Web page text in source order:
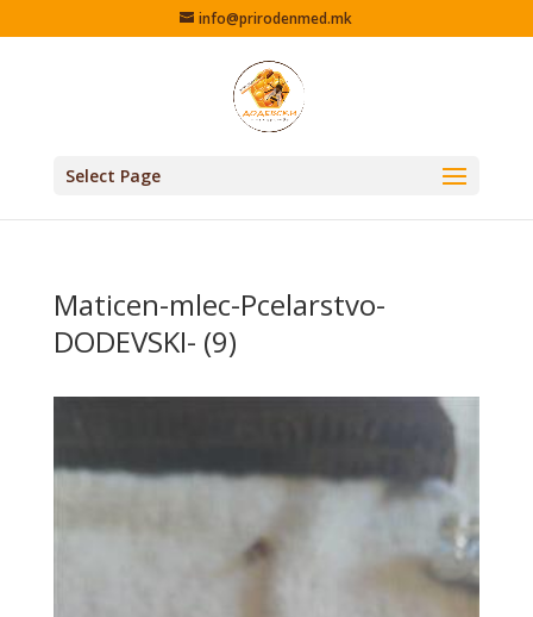
info@prirodenmed.mk
Select Page
Maticen-mlec-Pcelarstvo-
DODEVSKI- (9)